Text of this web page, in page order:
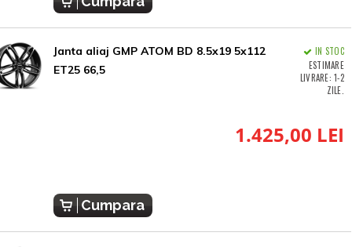
Janta aliaj GMP ATOM BD 8.5x19 5x112
ET25 66,5
IN STOC
ESTIMARE
LIVRARE: 1-2
ZILE.
1.425,00 LEI
Cumpara